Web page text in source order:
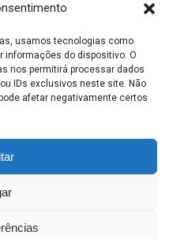
usamos tecnologias como
informações do dispositivo. O
nos permitirá processar dados
IDs exclusivos neste site. Não
afetar negativamente certos
MUNICIPAL - Avenida